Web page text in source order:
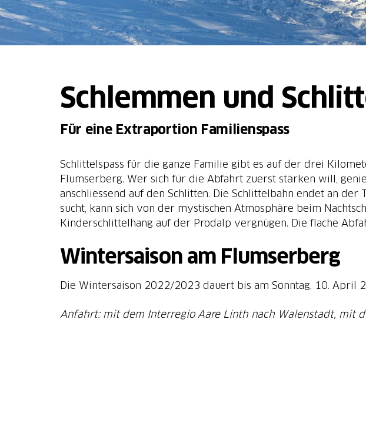
Schlemmen und
Für eine Extraportion Familienspass
Schlittelspass für die ganze Familie gibt es auf der drei
Flumserberg. Wer sich für die Abfahrt zuerst stärken will,
anschliessend auf den Schlitten. Die Schlittelbahn endet an
sucht, kann sich von der mystischen Atmosphäre beim
Kinderschlittelhang auf der Prodalp vergnügen. Die flache
Wintersaison am Flumserberg
Die Wintersaison 2022/2023 dauert bis am Sonntag, 10. April
Anfahrt: mit dem Interregio Aare Linth nach Walenstadt, mit